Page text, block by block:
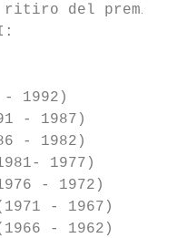
del premio.
- 1992)
- 1987)
- 1982)
1977)
- 1972)
- 1967)
- 1962)